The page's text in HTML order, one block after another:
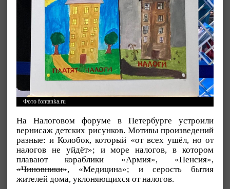
Фото fontanka.ru
На Налоговом форуме в Петербурге устроили
вернисаж детских рисунков. Мотивы произведений
разные: и Колобок, который «от всех ушёл, но от
налогов не уйдёт»; и море налогов, в котором
плавают кораблики «Армия», «Пенсия»,
«Чиновники», «Медицина»; и серость бытия
жителей дома, уклоняющихся от налогов.